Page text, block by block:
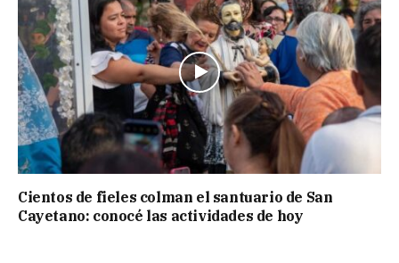
Cientos de fieles colman el santuario de San
Cayetano: conocé las actividades de hoy